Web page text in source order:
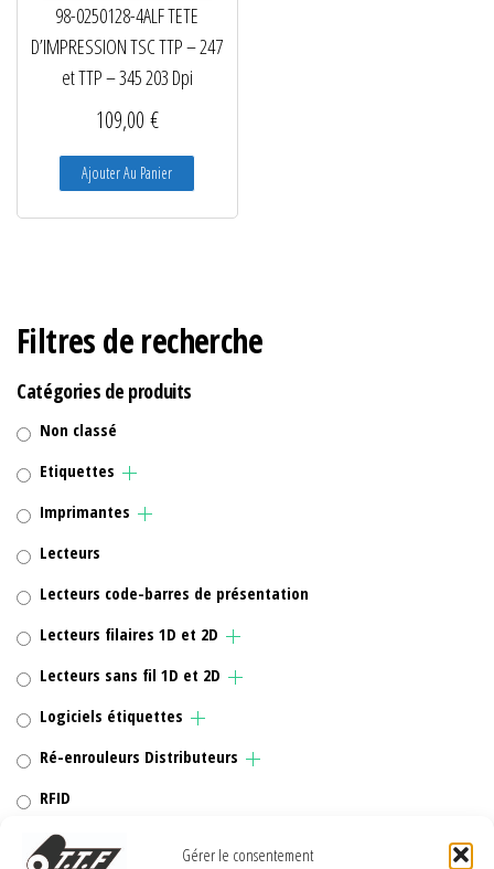
Gérer le consentement
98-0250128-4ALF TETE
D’IMPRESSION TSC TTP – 247
et TTP – 345 203 Dpi
109,00 €
Ajouter Au Panier
Filtres de recherche
Catégories de produits
Non classé
Etiquettes
Imprimantes
Lecteurs
Lecteurs code-barres de présentation
Lecteurs filaires 1D et 2D
Lecteurs sans fil 1D et 2D
Logiciels étiquettes
Ré-enrouleurs Distributeurs
RFID
Rubans transfert thermique